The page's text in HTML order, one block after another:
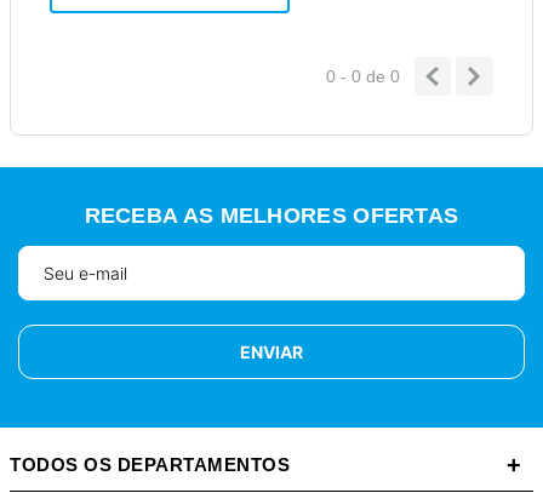
0 - 0 de 0
RECEBA AS MELHORES OFERTAS
ENVIAR
TODOS OS DEPARTAMENTOS +